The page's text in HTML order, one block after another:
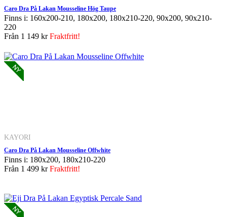
Caro Dra På Lakan Mousseline Hög Taupe
Finns i: 160x200-210, 180x200, 180x210-220, 90x200, 90x210-
220
Från 1 149 krFraktfritt!
KAYORI
Caro Dra På Lakan Mousseline Offwhite
Finns i: 180x200, 180x210-220
Från 1 499 krFraktfritt!